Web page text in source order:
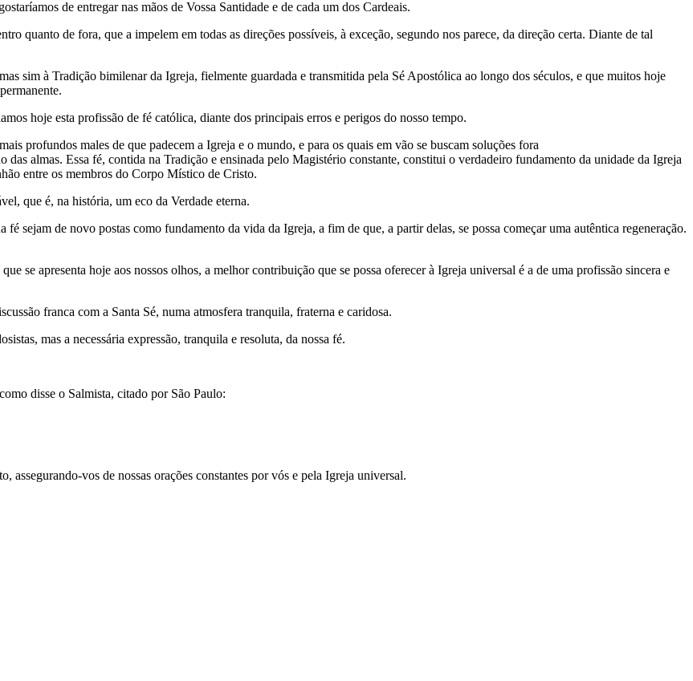
de entregar nas mãos de Vossa Santidade e de cada um dos Cardeais.
quanto de fora, que a impelem em todas as direções possíveis, à exceção, segundo nos parece, da direção certa. Diante de tal
sim à Tradição bimilenar da Igreja, fielmente guardada e transmitida pela Sé Apostólica ao longo dos séculos, e que muitos hoje
hoje esta profissão de fé católica, diante dos principais erros e perigos do nosso tempo.
profundos males de que padecem a Igreja e o mundo, e para os quais em vão se buscam soluções fora
almas. Essa fé, contida na Tradição e ensinada pelo Magistério constante, constitui o verdadeiro fundamento da unidade da Igreja
entre os membros do Corpo Místico de Cristo.
que é, na história, um eco da Verdade eterna.
fé sejam de novo postas como fundamento da vida da Igreja, a fim de que, a partir delas, se possa começar uma autêntica regeneração.
se apresenta hoje aos nossos olhos, a melhor contribuição que se possa oferecer à Igreja universal é a de uma profissão sincera e
franca com a Santa Sé, numa atmosfera tranquila, fraterna e caridosa.
mas a necessária expressão, tranquila e resoluta, da nossa fé.
disse o Salmista, citado por São Paulo:
assegurando-vos de nossas orações constantes por vós e pela Igreja universal.